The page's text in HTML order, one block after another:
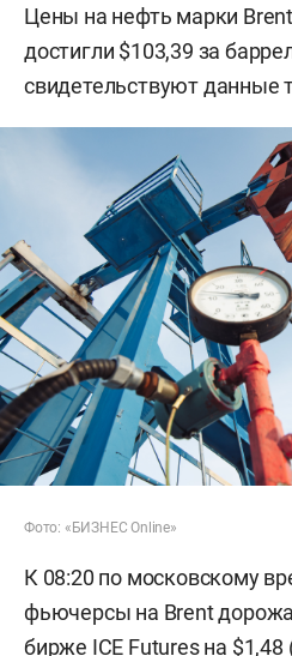
Цены на нефть марки
достигли $103,39 за
свидетельствуют данные
Фото: «БИЗНЕС Online»
К 08:20 по московскому
фьючерсы на Brent
бирже ICE Futures на $1,48